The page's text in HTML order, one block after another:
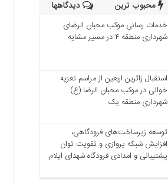
محبوب ترین دیدگاهها
خدمات رسانی موکب محبان الرضای
شهرداری منطقه ۴ در مسیر مشایه
استقبال زائرین اربعین از مراسم تعزیه
خوانی در موکب محبان الرضا (ع)
شهرداری منطقه یک
توسعه زیرساخت‌های فرودگاهی،
افزایش شبکه پروازی و تقویت توان
پشتیبانی و امدادی فرودگاه شهدای ایلام